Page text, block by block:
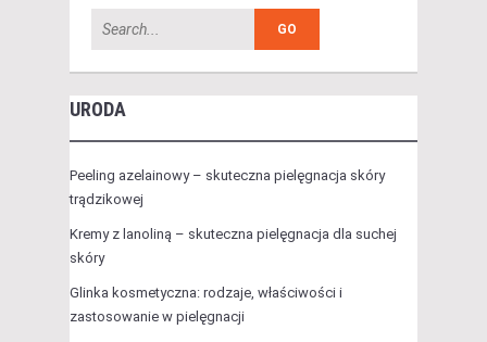
URODA
Peeling azelainowy – skuteczna pielęgnacja skóry
trądzikowej
Kremy z lanoliną – skuteczna pielęgnacja dla suchej
skóry
Glinka kosmetyczna: rodzaje, właściwości i
zastosowanie w pielęgnacji